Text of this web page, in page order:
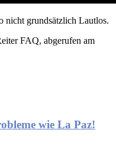
nicht grundsätzlich Lautlos.
FAQ, abgerufen am
wie La Paz!